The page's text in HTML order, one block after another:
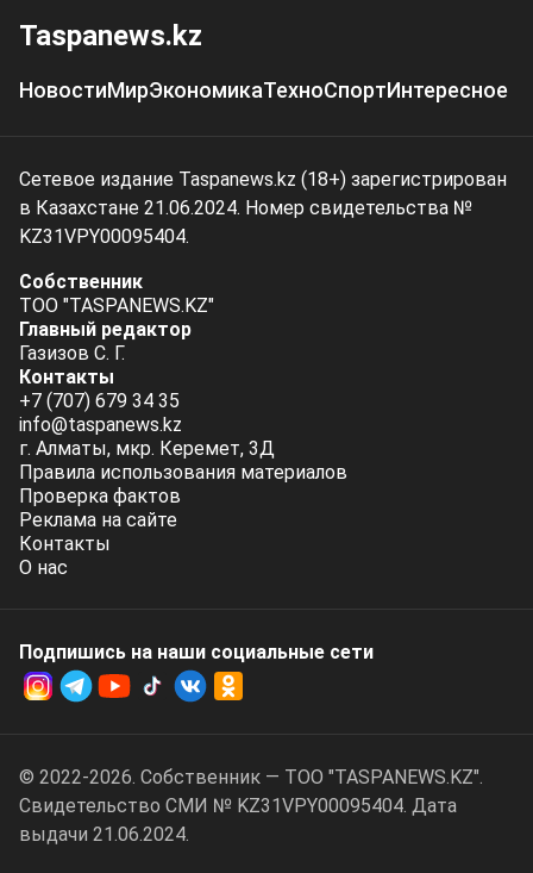
Taspanews.kz
НовостиМирЭкономикаТехноСпортИнтересное
Сетевое издание Taspanews.kz (18+) зарегистрирован
в Казахстане 21.06.2024. Номер свидетельства №
KZ31VPY00095404.
Собственник
ТОО "TASPANEWS.KZ"
Главный редактор
Газизов С. Г.
Контакты
+7 (707) 679 34 35
info@taspanews.kz
г. Алматы, мкр. Керемет, 3Д
Правила использования материалов
Проверка фактов
Реклама на сайте
Контакты
О нас
Подпишись на наши социальные cети
© 2022-2026. Собственник — ТОО "TASPANEWS.KZ".
Cвидетельство СМИ № KZ31VPY00095404. Дата
выдачи 21.06.2024.